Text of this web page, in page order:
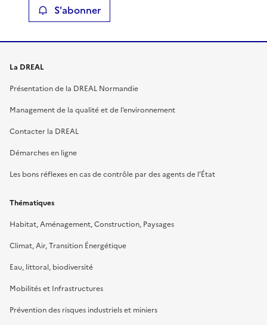
S'abonner
La DREAL
Présentation de la DREAL Normandie
Management de la qualité et de l’environnement
Contacter la DREAL
Démarches en ligne
Les bons réflexes en cas de contrôle par des agents de l’État
Thématiques
Habitat, Aménagement, Construction, Paysages
Climat, Air, Transition Énergétique
Eau, littoral, biodiversité
Mobilités et Infrastructures
Prévention des risques industriels et miniers